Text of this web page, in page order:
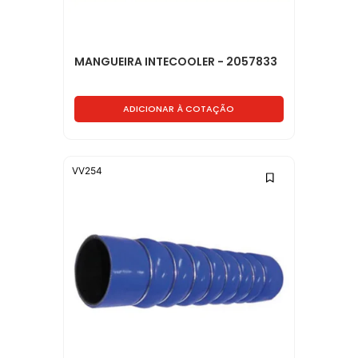
MANGUEIRA INTECOOLER - 2057833
ADICIONAR À COTAÇÃO
VV254